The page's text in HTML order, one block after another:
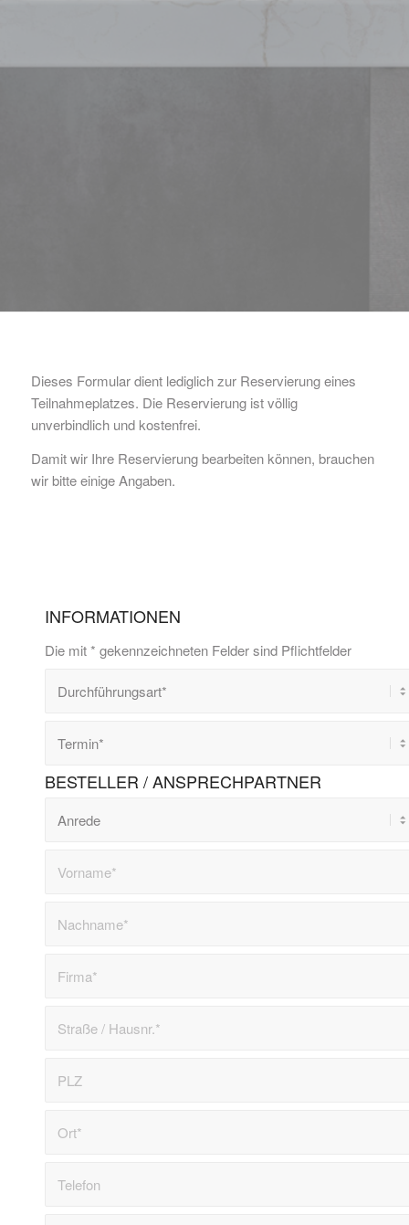
Dieses Formular dient lediglich zur Reservierung eines
Teilnahmeplatzes. Die Reservierung ist völlig
unverbindlich und kostenfrei.
Damit wir Ihre Reservierung bearbeiten können, brauchen
wir bitte einige Angaben.
INFORMATIONEN
Die mit * gekennzeichneten Felder sind Pflichtfelder
BESTELLER / ANSPRECHPARTNER